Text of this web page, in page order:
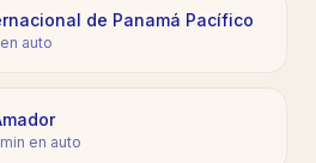
de Panamá Pacífico
auto
en auto